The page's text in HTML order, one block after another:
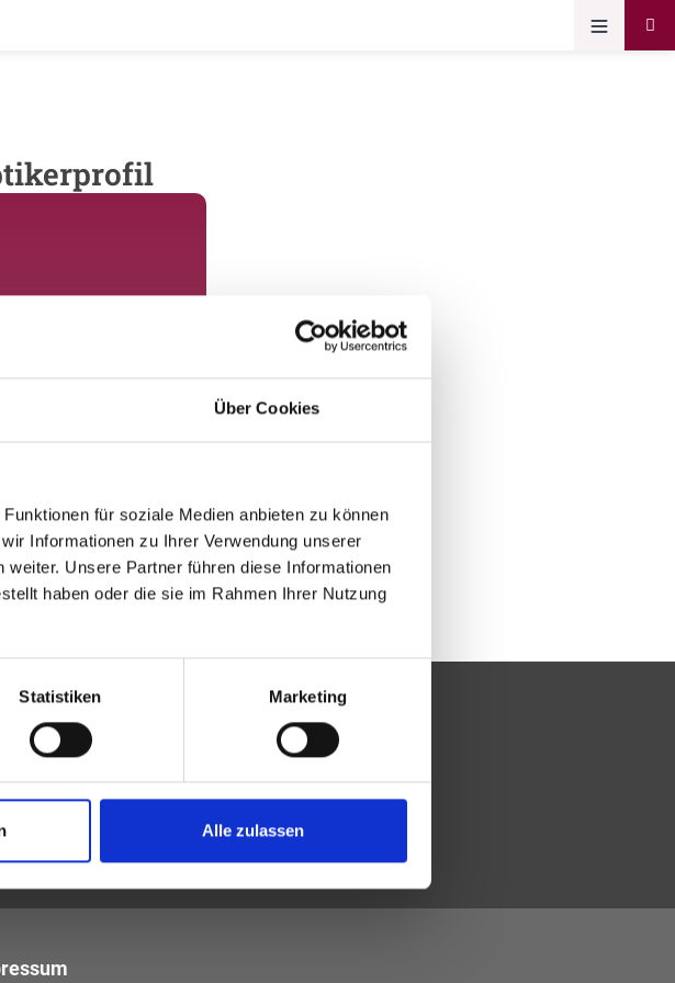
Über Cookies
für soziale Medien anbieten zu können
Informationen zu Ihrer Verwendung unserer
Unsere Partner führen diese Informationen
haben oder die sie im Rahmen Ihrer Nutzung
Statistiken Marketing
Alle zulassen
Suche.